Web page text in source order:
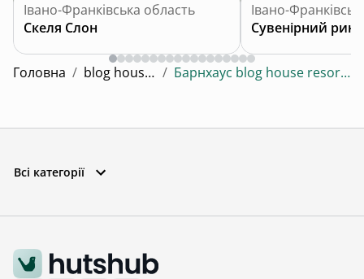
Івано-Франківська область
Скеля Слон
Івано-
Сувенірний
Головна / blog house resort / Барнхаус blog house resort / вілла 2 / silver
Всі категорії